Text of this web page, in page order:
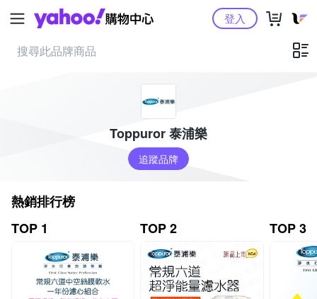
Yahoo購物中心登入
Toppuror 泰浦樂
追蹤品牌
熱銷排行榜
TOP 1
TOP 2 TOP 3